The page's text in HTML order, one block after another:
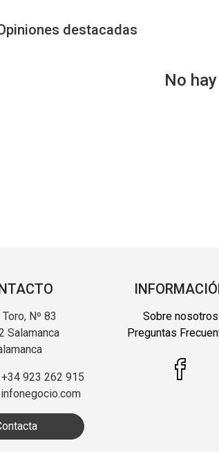
destacadas
No
Nº 83
Salamanca
923 262 915
Sobre nosotros
Preguntas